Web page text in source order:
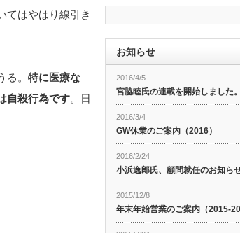
てはやはり線引き
。 特に医療な
自殺行為です。日
お知らせ
2016/4/5
宮脇睦氏の連載を開始しました。
2016/3/4
GW休業のご案内（2016）
2016/2/24
小浜逸郎氏、顧問就任のお知ら
2015/12/8
年末年始営業のご案内（2015-